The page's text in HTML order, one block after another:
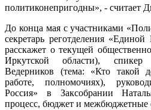
политиконепригодны», - считает
До конца мая с участниками
секретарь реготделения
расскажет о текущей
Иркутской области), спикер
Ведерников (тема: «Кто такой
работе, полномочиях),
Россия» в Заксобрании
процесс, бюджет и межбюджетные